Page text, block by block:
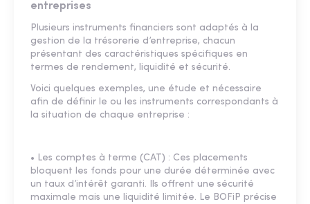
entreprises
Plusieurs instruments financiers sont adaptés à la
gestion de la trésorerie d’entreprise, chacun
présentant des caractéristiques spécifiques en
termes de rendement, liquidité et sécurité.
Voici quelques exemples, une étude et nécessaire
afin de définir le ou les instruments correspondants à
la situation de chaque entreprise :
• Les comptes à terme (CAT) : Ces placements
bloquent les fonds pour une durée déterminée avec
un taux d’intérêt garanti. Ils offrent une sécurité
maximale mais une liquidité limitée. Le BOFiP précise